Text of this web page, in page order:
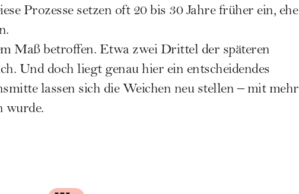
Prozesse setzen oft 20 bis 30 Jahre früher ein, ehe
Maß betroffen. Etwa zwei Drittel der späteren
Und doch liegt genau hier ein entscheidendes
lassen sich die Weichen neu stellen – mit mehr
wurde.